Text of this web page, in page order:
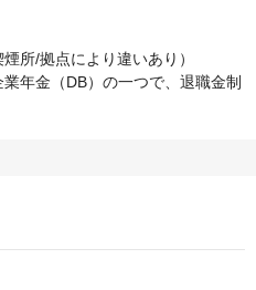
所/拠点により違いあり）
年金（DB）の一つで、退職金制